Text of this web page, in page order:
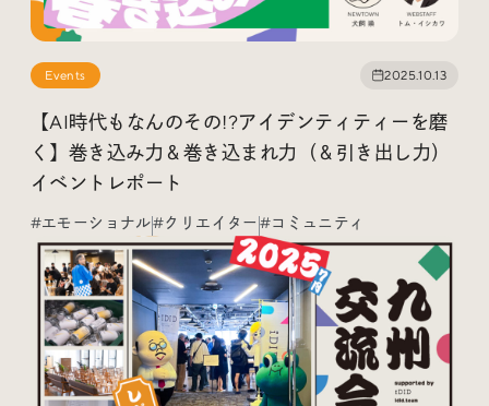
Events 2025.10.13
【AI時代もなんのその!?アイデンティティーを磨
く】巻き込み力＆巻き込まれ力（＆引き出し力）
イベントレポート
#エモーショナル#クリエイター #コミュニティ